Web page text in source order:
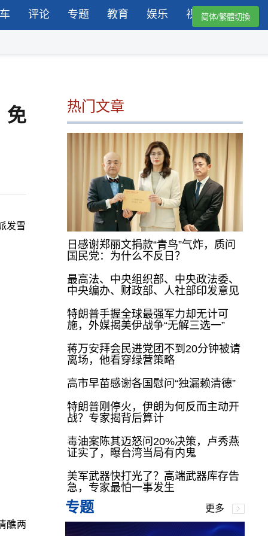
评论 专题 教育 娱乐 视频简体/繁體切換
免
发雪
醮两
热门文章
日感谢郑丽文捐款“青鸟”气炸，质问
国民党：为什么不反日？
最高法、中央组织部、中央政法委、
中央编办、财政部、人社部印发意见
特朗普手握全球最强军力却无计可
施，外媒揭美伊战争“无解三选一”
蒋万安拜会民进党团不到20分钟被请
离场，他看穿绿营策略
高市早苗感谢各国慰问“独漏赖清德”
特朗普刚停火，伊朗为何反而主动开
战？专家揭背后算计
毒油案陈其迈怒问20%决策，卢秀燕
证实了，曝台湾当局有内鬼
美军武器快打光了？高端武器库存告
急，专家最怕一事发生
专题 更多